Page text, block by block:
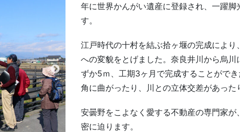
年に世界かんがい遺産に登録され、一躍
す。
江戸時代の十村を結ぶ拾ヶ堰の完成によ
への変貌をとげました。奈良井川から烏
ずか5ｍ、工期3ヶ月で完成することがで
角に曲がったり、川との立体交差があった
安曇野をこよなく愛する不動産の専門家
密に迫ります。